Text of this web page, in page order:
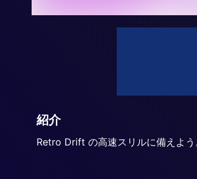
紹介
Retro Drift の高速スリルに備えよう